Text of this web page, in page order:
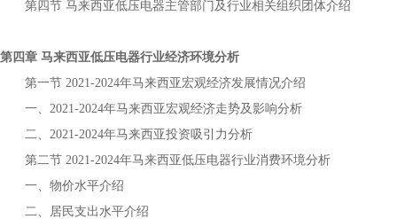
第四节 马来西亚低压电器主管部门及行业相关组织团体介绍
第四章 马来西亚低压电器行业经济环境分析
第一节 2021-2024年马来西亚 宏观经济发展情况介绍
一、 2021-2024年马来西亚 宏观经济走势及影响分析
二、 2021-2024年马来西亚投资吸引力分析
第二节 2021-2024年马来西亚低压电器行业消费环境分析
一、物价水平介绍
二、居民支出水平介绍